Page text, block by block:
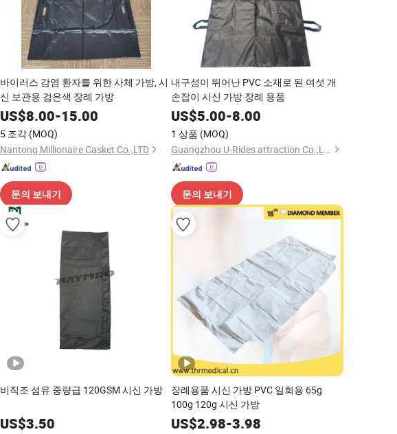
바이러스 감염 환자를 위한 사체 가방, 시
신 보관용 검은색 장례 가방
US$8.00-15.00
5 조각 (MOQ)
Nantong Millionaire Casket Co.,LTD
문의 보내기
내구성이 뛰어난 PVC 소재로 된 여섯 개
손잡이 시신 가방 장례 용품
US$5.00-8.00
1 상품 (MOQ)
Guangzhou U-Rides attraction Co.,Ltd
문의 보내기
비직조 섬유 중량급 120GSM 시신 가방
US$3.50
장례용품 시신 가방 PVC 일회용 65g
100g 120g 시신 가방
US$2.98-3.98